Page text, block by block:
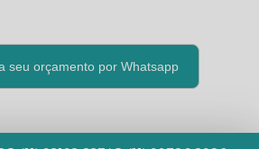
seu orçamento por Whatsapp